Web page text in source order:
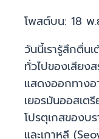
โพสต์บน: 18 พ
วันนี้เรารู้สึกตื่น
ทั่วไปของเสียง
แสดงออกทางอ
เยอรมันออสเต
โปรตุเกสของบ
และเกาหลี